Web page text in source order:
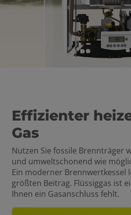
Effizienter
Gas
Nutzen Sie fossile Brennträger
und umweltschonend wie
Ein moderner Brennwertkessel
größten Beitrag. Flüssiggas ist
Ihnen ein Gasanschluss fehlt.